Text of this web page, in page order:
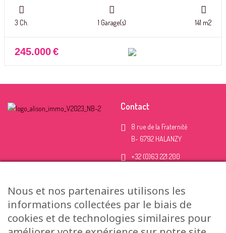
3 Ch. 1 Garage(s) 141 m2
245.000€
Contact
8 rue de la Fraternité
B- 6792 HALANZY
+32 (0)63 221 200
info@alisonimmo.be
Uniquement sur RDV
Nous et nos partenaires utilisons les
informations collectées par le biais de
cookies et de technologies similaires pour